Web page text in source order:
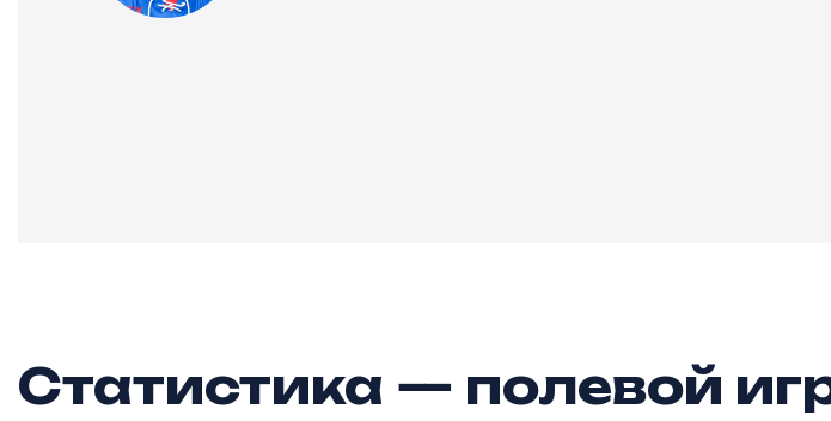
Статистика — полевой